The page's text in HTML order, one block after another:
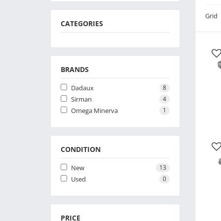
CATEGORIES
BRANDS
Dadaux 8
Sirman 4
Omega Minerva 1
CONDITION
New 13
Used 0
PRICE